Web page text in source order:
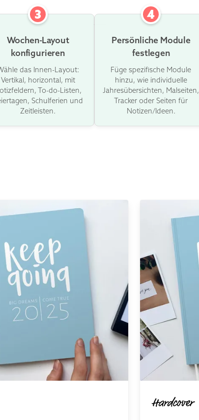
3
Wochen-Layout
konfigurieren
das Innen-Layout:
Vertikal, horizontal, mit
To-do-Listen,
Schulferien und
Zeitleisten.
4
Persönliche Module
festlegen
Füge spezifische Module
hinzu, wie individuelle
Jahresübersichten, Malseiten,
Tracker oder Seiten für
Notizen/Ideen.
Hardcover